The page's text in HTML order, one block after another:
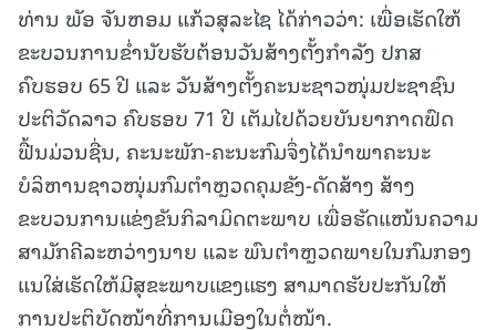
ທ່ານ ພັອ ຈັນຫອມ ແກ້ວສຸລະໄຊ ໄດ້ກ່າວວ່າ: ເພື່ອເຮັດໃຫ້
ຂະບວນການຂ່ຳນັບຮັບຕ້ອນວັນສ້າງຕັ້ງກຳລັງ ປກສ
ຄົບຮອບ 65 ປີ ແລະ ວັນສ້າງຕັ້ງຄະນະຊາວໜຸ່ມປະຊາຊົນ
ປະຕິວັດລາວ ຄົບຮອບ 71 ປີ ເຕັມໄປດ້ວຍບັນຍາກາດຟົດ
ຟື້ນມ່ວນຊື່ນ, ຄະນະພັກ-ຄະນະກົມຈຶ່ງໄດ້ນຳພາຄະນະ
ບໍລິຫານຊາວໜຸ່ມກົມຕຳຫຼວດຄຸມຂັງ-ດັດສ້າງ ສ້າງ
ຂະບວນການແຂ່ງຂັນກິລາມິດຕະພາບ ເພື່ອຮັດແໜ້ນຄວາມ
ສາມັກຄີລະຫວ່າງນາຍ ແລະ ພົນຕຳຫຼວດພາຍໃນກົມກອງ
ແນໃສ່ເຮັດໃຫ້ມີສຸຂະພາບແຂງແຮງ ສາມາດຮັບປະກັນໃຫ້
ການປະຕິບັດໜ້າທີ່ການເມືອງໃນຕໍ່ໜ້າ.